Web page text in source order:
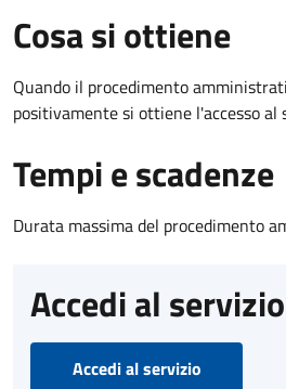
Cosa si ottiene
Quando il procedimento
positivamente si ottiene l'accesso al
Tempi e scadenze
Durata massima del procedimento
Accedi al servizio
Accedi al servizio